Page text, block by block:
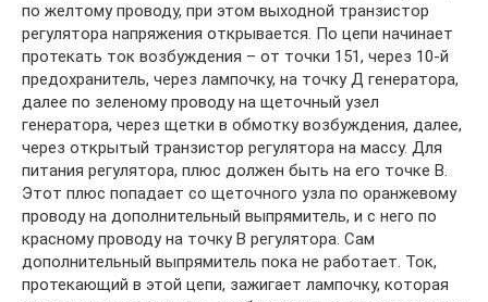
по желтому проводу, при этом выходной транзистор
регулятора напряжения открывается. По цепи начинает
протекать ток возбуждения – от точки 151, через 10-й
предохранитель, через лампочку, на точку Д генератора,
далее по зеленому проводу на щеточный узел
генератора, через щетки в обмотку возбуждения, далее,
через открытый транзистор регулятора на массу. Для
питания регулятора, плюс должен быть на его точке В.
Этот плюс попадает со щеточного узла по оранжевому
проводу на дополнительный выпрямитель, и с него по
красному проводу на точку В регулятора. Сам
дополнительный выпрямитель пока не работает. Ток,
протекающий в этой цепи, зажигает лампочку, которая